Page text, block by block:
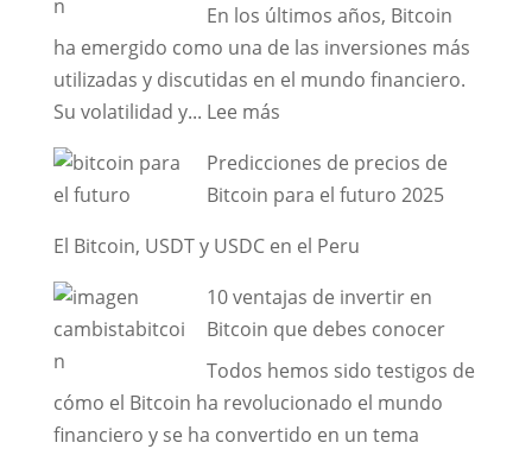
USDT
(Tether)
que
todo
debería
conocer
en
En los últimos años, Bitcoin
ha emergido como una de las inversiones más
utilizadas y discutidas en el mundo financiero.
Su volatilidad y... Lee más:
a
invertir
con
paso
a
paso
Predicciones de precios de
Bitcoin para el futuro 2025
El Bitcoin, USDT y USDC en el Peru
10 ventajas de invertir en
Bitcoin que debes conocer
Todos hemos sido testigos de
cómo el Bitcoin ha revolucionado el mundo
financiero y se ha convertido en un tema